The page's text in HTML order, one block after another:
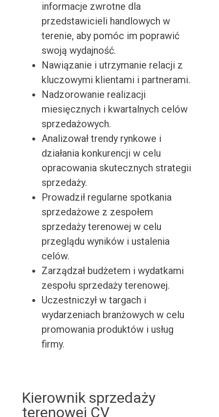
informacje zwrotne dla
przedstawicieli handlowych w
terenie, aby pomóc im poprawić
swoją wydajność.
Nawiązanie i utrzymanie relacji z
kluczowymi klientami i partnerami.
Nadzorowanie realizacji
miesięcznych i kwartalnych celów
sprzedażowych.
Analizował trendy rynkowe i
działania konkurencji w celu
opracowania skutecznych strategii
sprzedaży.
Prowadził regularne spotkania
sprzedażowe z zespołem
sprzedaży terenowej w celu
przeglądu wyników i ustalenia
celów.
Zarządzał budżetem i wydatkami
zespołu sprzedaży terenowej.
Uczestniczył w targach i
wydarzeniach branżowych w celu
promowania produktów i usług
firmy.
Kierownik sprzedaży
terenowej CV